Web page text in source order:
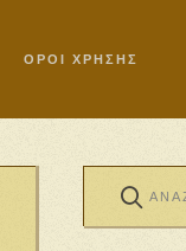
ΟΡΟΙ ΧΡΗΣΗΣ